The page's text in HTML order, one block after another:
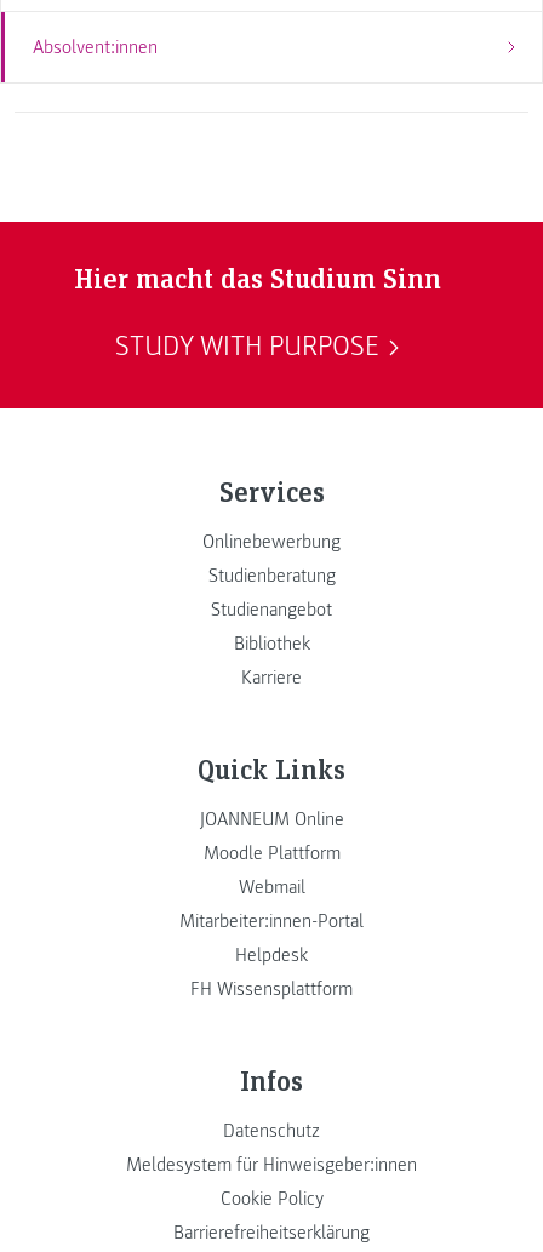
Absolvent:innen
Hier macht das Studium Sinn
STUDY WITH PURPOSE
Services
Onlinebewerbung
Studienberatung
Studienangebot
Bibliothek
Karriere
Quick Links
JOANNEUM Online
Moodle Plattform
Webmail
Mitarbeiter:innen-Portal
Helpdesk
FH Wissensplattform
Infos
Datenschutz
Meldesystem für Hinweisgeber:innen
Cookie Policy
Barrierefreiheitserklärung